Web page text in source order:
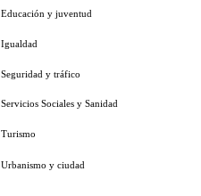
Educación y juventud
Igualdad
Seguridad y tráfico
Servicios Sociales y Sanidad
Turismo
Urbanismo y ciudad